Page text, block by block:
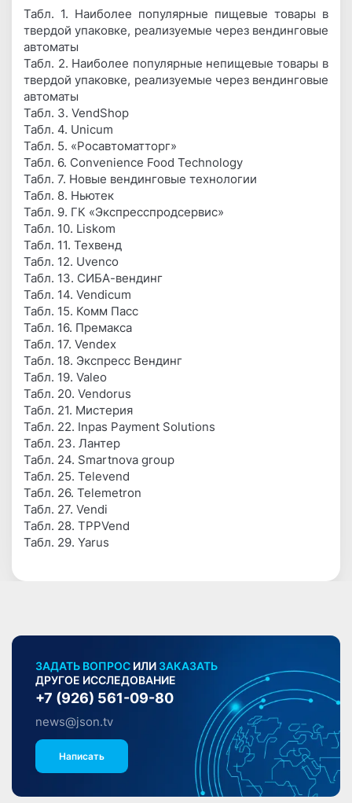
Табл. 1. Наиболее популярные пищевые товары в
твердой упаковке, реализуемые через вендинговые
автоматы
Табл. 2. Наиболее популярные непищевые товары в
твердой упаковке, реализуемые через вендинговые
автоматы
Табл. 3. VendShop
Табл. 4. Unicum
Табл. 5. «Росавтоматторг»
Табл. 6. Convenience Food Technology
Табл. 7. Новые вендинговые технологии
Табл. 8. Ньютек
Табл. 9. ГК «Экспресспродсервис»
Табл. 10. Liskom
Табл. 11. Техвенд
Табл. 12. Uvenco
Табл. 13. СИБА-вендинг
Табл. 14. Vendicum
Табл. 15. Комм Пасс
Табл. 16. Премакса
Табл. 17. Vendex
Табл. 18. Экспресс Вендинг
Табл. 19. Valeo
Табл. 20. Vendorus
Табл. 21. Мистерия
Табл. 22. Inpas Payment Solutions
Табл. 23. Лантер
Табл. 24. Smartnova group
Табл. 25. Televend
Табл. 26. Telemetron
Табл. 27. Vendi
Табл. 28. TPPVend
Табл. 29. Yarus
ЗАДАТЬ ВОПРОС ИЛИ ЗАКАЗАТЬ
ДРУГОЕ ИССЛЕДОВАНИЕ
+7 (926) 561-09-80
news@json.tv
Написать